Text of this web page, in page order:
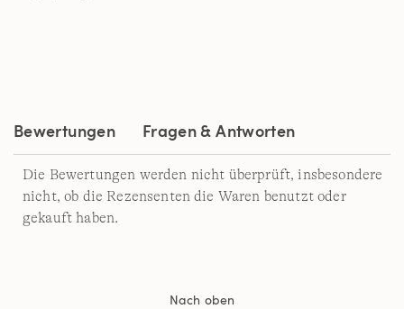
Bewertungen Fragen & Antworten
Die Bewertungen werden nicht überprüft, insbesondere
nicht, ob die Rezensenten die Waren benutzt oder
gekauft haben.
Nach oben